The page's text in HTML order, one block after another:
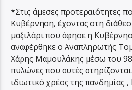
*Στις άμεσες προτεραιότητες
Κυβέρνηση, έχοντας στη
μαξιλάρι που άφησε η
αναφέρθηκε ο Αναπληρωτής
Χάρης Μαμουλάκης μέσω του
πυλώνες που αυτές
ιδιωτικό χρέος της πανδημίας